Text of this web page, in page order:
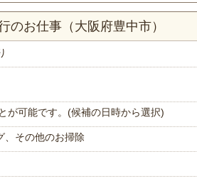
のお仕事（大阪府豊中市）
が可能です。(候補の日時から選択)
、その他のお掃除